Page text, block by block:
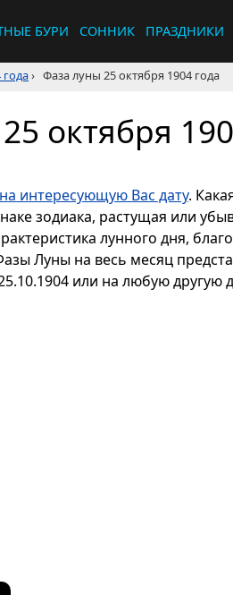
БУРИ СОННИК ПРАЗДНИКИ
› Фаза луны 25 октября 1904 года
октября
на интересующую Вас дату.
зодиака, растущая или
лунного дня,
Луны на весь месяц
или на любую другую